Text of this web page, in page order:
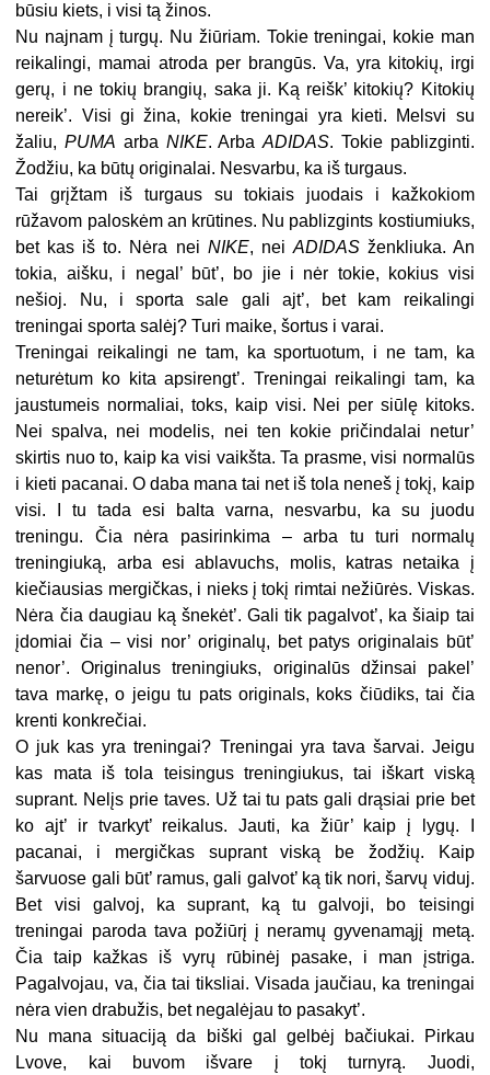
būsiu kiets, i visi tą žinos.
Nu najnam į turgų. Nu žiūriam. Tokie treningai, kokie man
reikalingi, mamai atroda per brangūs. Va, yra kitokių, irgi
gerų, i ne tokių brangių, saka ji. Ką reišk’ kitokių? Kitokių
nereik’. Visi gi žina, kokie treningai yra kieti. Melsvi su
žaliu,PUMA arba NIKE. ArbaADIDAS. Tokie pablizginti.
Žodžiu, ka būtų originalai. Nesvarbu, ka iš turgaus.
Tai grįžtam iš turgaus su tokiais juodais i kažkokiom
rūžavom paloskėm an krūtines. Nu pablizgints kostiumiuks,
bet kas iš to. Nėra nei NIKE, neiADIDASženkliuka. An
tokia, aišku, i negal’ būt’, bo jie i nėr tokie, kokius visi
nešioj. Nu, i sporta sale gali ajt’, bet kam reikalingi
treningai sporta salėj? Turi maike, šortus i varai.
Treningai reikalingi ne tam, ka sportuotum, i ne tam, ka
neturėtum ko kita apsirengt’. Treningai reikalingi tam, ka
jaustumeis normaliai, toks, kaip visi. Nei per siūlę kitoks.
Nei spalva, nei modelis, nei ten kokie pričindalai netur’
skirtis nuo to, kaip ka visi vaikšta. Ta prasme, visi normalūs
i kieti pacanai. O daba mana tai net iš tola neneš į tokį, kaip
visi. I tu tada esi balta varna, nesvarbu, ka su juodu
treningu. Čia nėra pasirinkima – arba tu turi normalų
treningiuką, arba esi ablavuchs, molis, katras netaika į
kiečiausias mergičkas, i nieks į tokį rimtai nežiūrės. Viskas.
Nėra čia daugiau ką šnekėt’. Gali tik pagalvot’, ka šiaip tai
įdomiai čia – visi nor’ originalų, bet patys originalais būt’
nenor’. Originalus treningiuks, originalūs džinsai pakel’
tava markę, o jeigu tu pats originals, koks čiūdiks, tai čia
krenti konkrečiai.
O juk kas yra treningai? Treningai yra tava šarvai. Jeigu
kas mata iš tola teisingus treningiukus, tai iškart viską
suprant. Nelįs prie taves. Už tai tu pats gali drąsiai prie bet
ko ajt’ ir tvarkyt’ reikalus. Jauti, ka žiūr’ kaip į lygų. I
pacanai, i mergičkas suprant viską be žodžių. Kaip
šarvuose gali būt’ ramus, gali galvot’ ką tik nori, šarvų viduj.
Bet visi galvoj, ka suprant, ką tu galvoji, bo teisingi
treningai paroda tava požiūrį į neramų gyvenamąjį metą.
Čia taip kažkas iš vyrų rūbinėj pasake, i man įstriga.
Pagalvojau, va, čia tai tiksliai. Visada jaučiau, ka treningai
nėra vien drabužis, bet negalėjau to pasakyt’.
Nu mana situaciją da biški gal gelbėj bačiukai. Pirkau
Lvove, kai buvom išvare į tokį turnyrą. Juodi,